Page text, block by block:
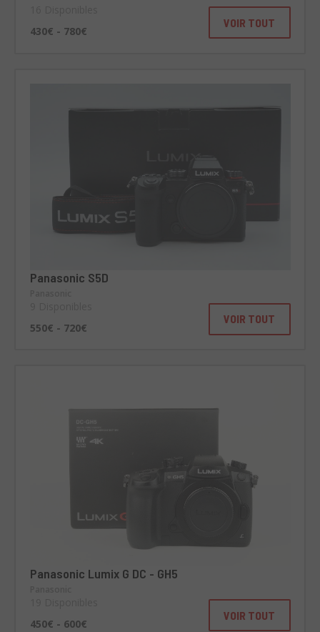
430€ - 780€
VOIR TOUT
Panasonic S5D
550€ - 720€
VOIR TOUT
Panasonic Lumix G DC - GH5
450€ - 600€
VOIR TOUT